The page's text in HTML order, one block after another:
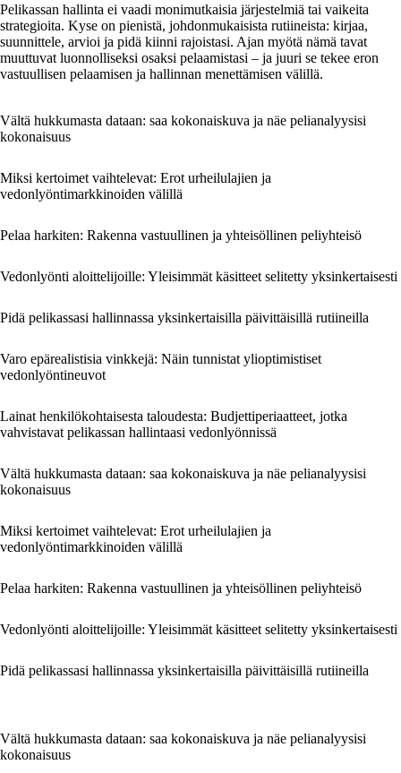
Pelikassan hallinta ei vaadi monimutkaisia järjestelmiä tai vaikeita
strategioita. Kyse on pienistä, johdonmukaisista rutiineista: kirjaa,
suunnittele, arvioi ja pidä kiinni rajoistasi. Ajan myötä nämä tavat
muuttuvat luonnolliseksi osaksi pelaamistasi – ja juuri se tekee eron
vastuullisen pelaamisen ja hallinnan menettämisen välillä.
Vältä hukkumasta dataan: saa kokonaiskuva ja näe pelianalyysisi
kokonaisuus
Miksi kertoimet vaihtelevat: Erot urheilulajien ja
vedonlyöntimarkkinoiden välillä
Pelaa harkiten: Rakenna vastuullinen ja yhteisöllinen peliyhteisö
Vedonlyönti aloittelijoille: Yleisimmät käsitteet selitetty yksinkertaisesti
Pidä pelikassasi hallinnassa yksinkertaisilla päivittäisillä rutiineilla
Varo epärealistisia vinkkejä: Näin tunnistat ylioptimistiset
vedonlyöntineuvot
Lainat henkilökohtaisesta taloudesta: Budjettiperiaatteet, jotka
vahvistavat pelikassan hallintaasi vedonlyönnissä
Vältä hukkumasta dataan: saa kokonaiskuva ja näe pelianalyysisi
kokonaisuus
Miksi kertoimet vaihtelevat: Erot urheilulajien ja
vedonlyöntimarkkinoiden välillä
Pelaa harkiten: Rakenna vastuullinen ja yhteisöllinen peliyhteisö
Vedonlyönti aloittelijoille: Yleisimmät käsitteet selitetty yksinkertaisesti
Pidä pelikassasi hallinnassa yksinkertaisilla päivittäisillä rutiineilla
Vältä hukkumasta dataan: saa kokonaiskuva ja näe pelianalyysisi
kokonaisuus